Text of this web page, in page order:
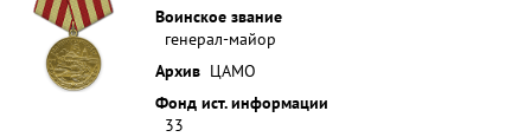
Воинское звание
генерал-майор
Архив ЦАМО
Фонд ист. информации
33